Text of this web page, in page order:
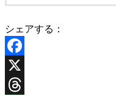
シェアする：
Facebook
X